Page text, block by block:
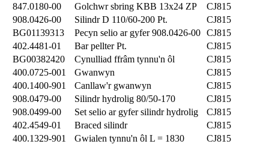
847.0180-00
Golchwr sbring KBB 13x24 ZP
CJ815
908.0426-00
Silindr D 110/60-200 Pt.
CJ815
BG01139313
Pecyn selio ar gyfer 908.0426-00 CJ815
402.4481-01
Bar pellter Pt.
CJ815
BG00382420
Cynulliad ffrâm tynnu'n ôl
CJ815
400.0725-001
Gwanwyn
CJ815
400.1400-901
Canllaw'r gwanwyn
CJ815
908.0479-00
Silindr hydrolig 80/50-170
CJ815
908.0499-00
Set selio ar gyfer silindr hydrolig
CJ815
402.4549-01
Braced silindr
CJ815
400.1329-901
Gwialen tynnu'n ôl L = 1830
CJ815